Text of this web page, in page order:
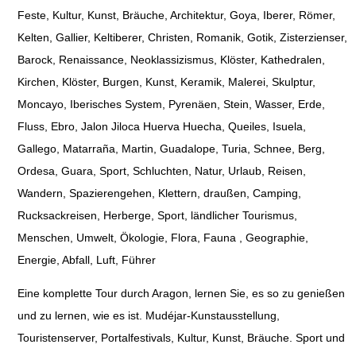
Feste, Kultur, Kunst, Bräuche, Architektur, Goya, Iberer, Römer,
Kelten, Gallier, Keltiberer, Christen, Romanik, Gotik, Zisterzienser,
Barock, Renaissance, Neoklassizismus, Klöster, Kathedralen,
Kirchen, Klöster, Burgen, Kunst, Keramik, Malerei, Skulptur,
Moncayo, Iberisches System, Pyrenäen, Stein, Wasser, Erde,
Fluss, Ebro, Jalon Jiloca Huerva Huecha, Queiles, Isuela,
Gallego, Matarraña, Martin, Guadalope, Turia, Schnee, Berg,
Ordesa, Guara, Sport, Schluchten, Natur, Urlaub, Reisen,
Wandern, Spazierengehen, Klettern, draußen, Camping,
Rucksackreisen, Herberge, Sport, ländlicher Tourismus,
Menschen, Umwelt, Ökologie, Flora, Fauna , Geographie,
Energie, Abfall, Luft, Führer
Eine komplette Tour durch Aragon, lernen Sie, es so zu genießen
und zu lernen, wie es ist. Mudéjar-Kunstausstellung,
Touristenserver, Portalfestivals, Kultur, Kunst, Bräuche. Sport und